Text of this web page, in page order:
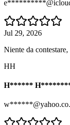
Jul 29, 2026
Niente da
HH
H******